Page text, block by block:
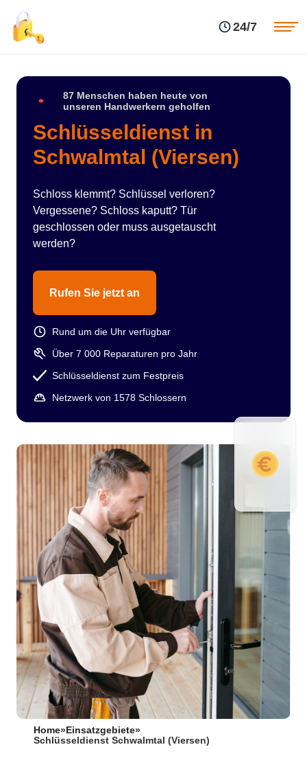
24/7
87 Menschen haben heute von
unseren Handwerkern geholfen
Schlüsseldienst in
Schwalmtal (Viersen)
Schloss klemmt? Schlüssel verloren?
Vergessene? Schloss kaputt? Tür
geschlossen oder muss ausgetauscht
werden?
Rufen Sie jetzt an
Rund um die Uhr verfügbar
Über 7 000 Reparaturen pro Jahr
Schlüsseldienst zum Festpreis
Netzwerk von 1578 Schlossern
Home» Einsatzgebiete»
Schlüsseldienst Schwalmtal (Viersen)